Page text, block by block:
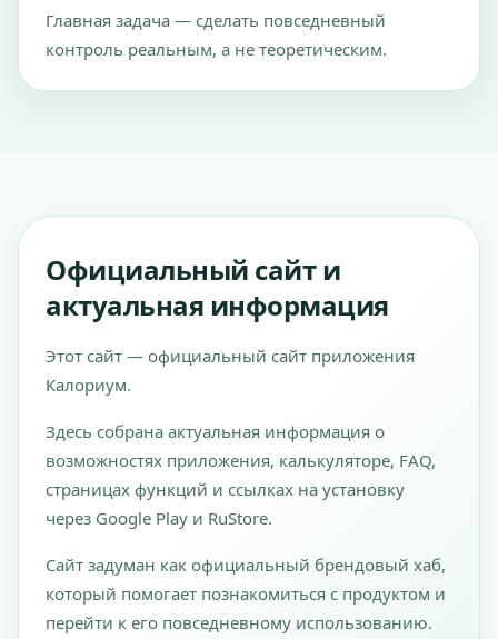
Главная задача — сделать повседневный
контроль реальным, а не теоретическим.
Официальный сайт и
актуальная информация
Этот сайт — официальный сайт приложения
Калориум.
Здесь собрана актуальная информация о
возможностях приложения, калькуляторе, FAQ,
страницах функций и ссылках на установку
через Google Play и RuStore.
Сайт задуман как официальный брендовый хаб,
который помогает познакомиться с продуктом и
перейти к его повседневному использованию.